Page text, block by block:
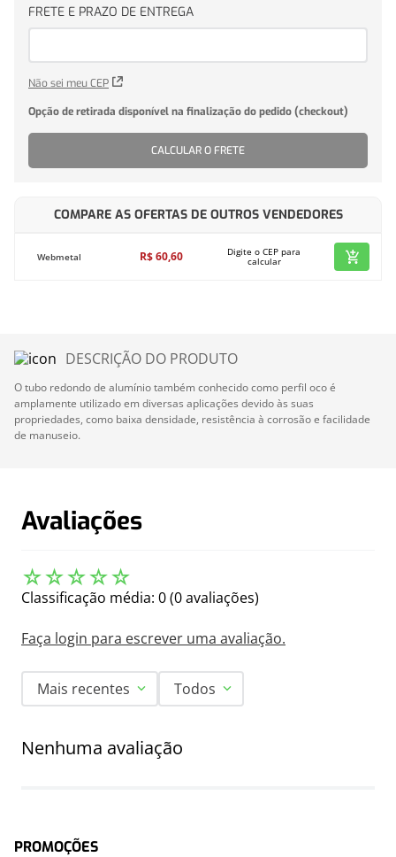
Não sei meu CEP
CALCULAR O FRETE
COMPARE AS OFERTAS DE OUTROS VENDEDORES
Webmetal R$60,60 Digite o CEP para
calcular
DESCRIÇÃO DO PRODUTO
O tubo redondo de alumínio também conhecido como perfil oco é
amplamente utilizado em diversas aplicações devido às suas
propriedades, como baixa densidade, resistência à corrosão e facilidade
de manuseio.
Avaliações
☆☆☆☆☆
Classificação média: 0(0 avaliações)
Faça login para escrever uma avaliação.
Mais recentes Todos
Nenhuma avaliação
PROMOÇÕES